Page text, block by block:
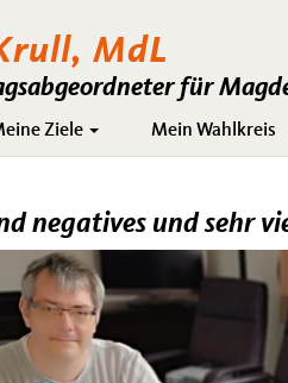
MdL
für
Ziele Mein Wahlkreis
negatives und sehr